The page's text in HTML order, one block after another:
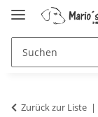
Zurück zur Liste